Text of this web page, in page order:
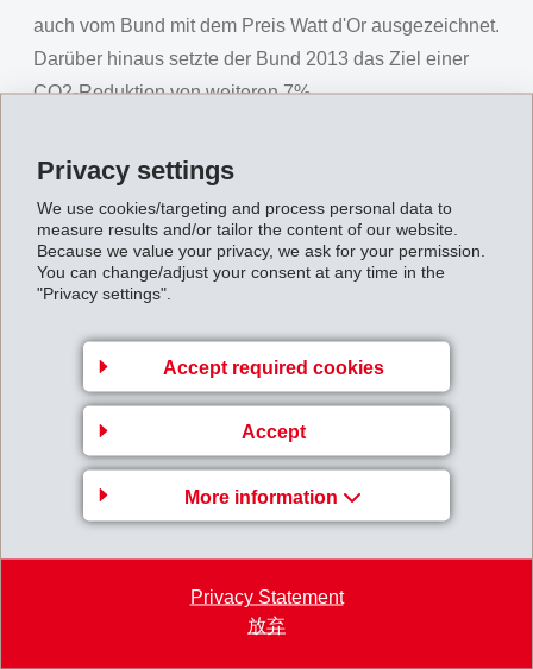
Privacy settings
We use cookies/targeting and process personal data to
measure results and/or tailor the content of our website.
Because we value your privacy, we ask for your permission.
You can change/adjust your consent at any time in the
"Privacy settings".
Accept required cookies
Accept
More information
Privacy Statement
放弃
auch vom Bund mit dem Preis Watt d'Or ausgezeichnet.
Darüber hinaus setzte der Bund 2013 das Ziel einer
CO2-Reduktion von weiteren 7%.
Periode 7 Millionen Franken als Zusatzgewinne für
diese Übererfüllung erhält. Richtig ist: Über die Hälfte
des genannten Betrages geht an die Eigentümer des
Biomassekraftwerkes. EMS-CHEMIE selber investiert
zudem jedes Jahr 15 Millionen Franken in Umwelt und
Sicherheit, um zusätzliche Einsparungen zu
realisieren.
190825_MM EMS-CHEMIE_Richtigstellung zu SoZ-
Artikel
Back to overview